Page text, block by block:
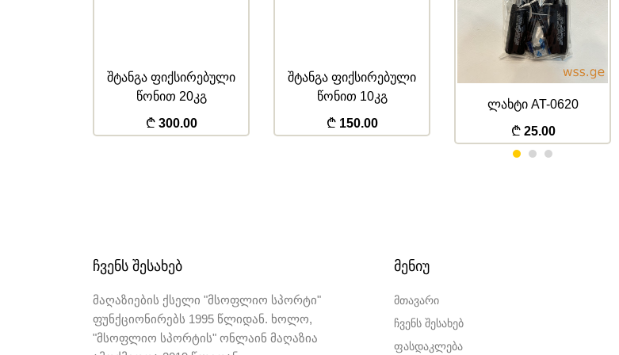
შტანგა ფიქსირებული
წონით 20კგ
300.00
შტანგა ფიქსირებული
წონით 10კგ
150.00
ლახტი AT-0620
25.00
ᲩᲕᲔᲜᲡ ᲨᲔᲡᲐᲮᲔᲑ
მაღაზიების ქსელი "მსოფლიო სპორტი"
ფუნქციონირებს 1995 წლიდან. ხოლო,
"მსოფლიო სპორტის" ონლაინ მაღაზია
ᲛᲔᲜᲘᲣ
მთავარი
ჩვენს შესახებ
ფასდაკლება